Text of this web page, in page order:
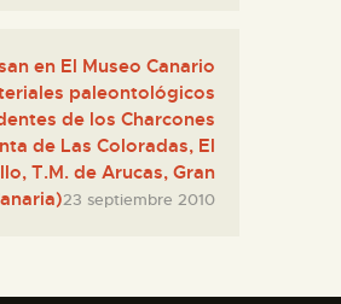
en El Museo Canario
paleontológicos
de los Charcones
de Las Coloradas, El
T.M. de Arucas, Gran
23 septiembre 2010